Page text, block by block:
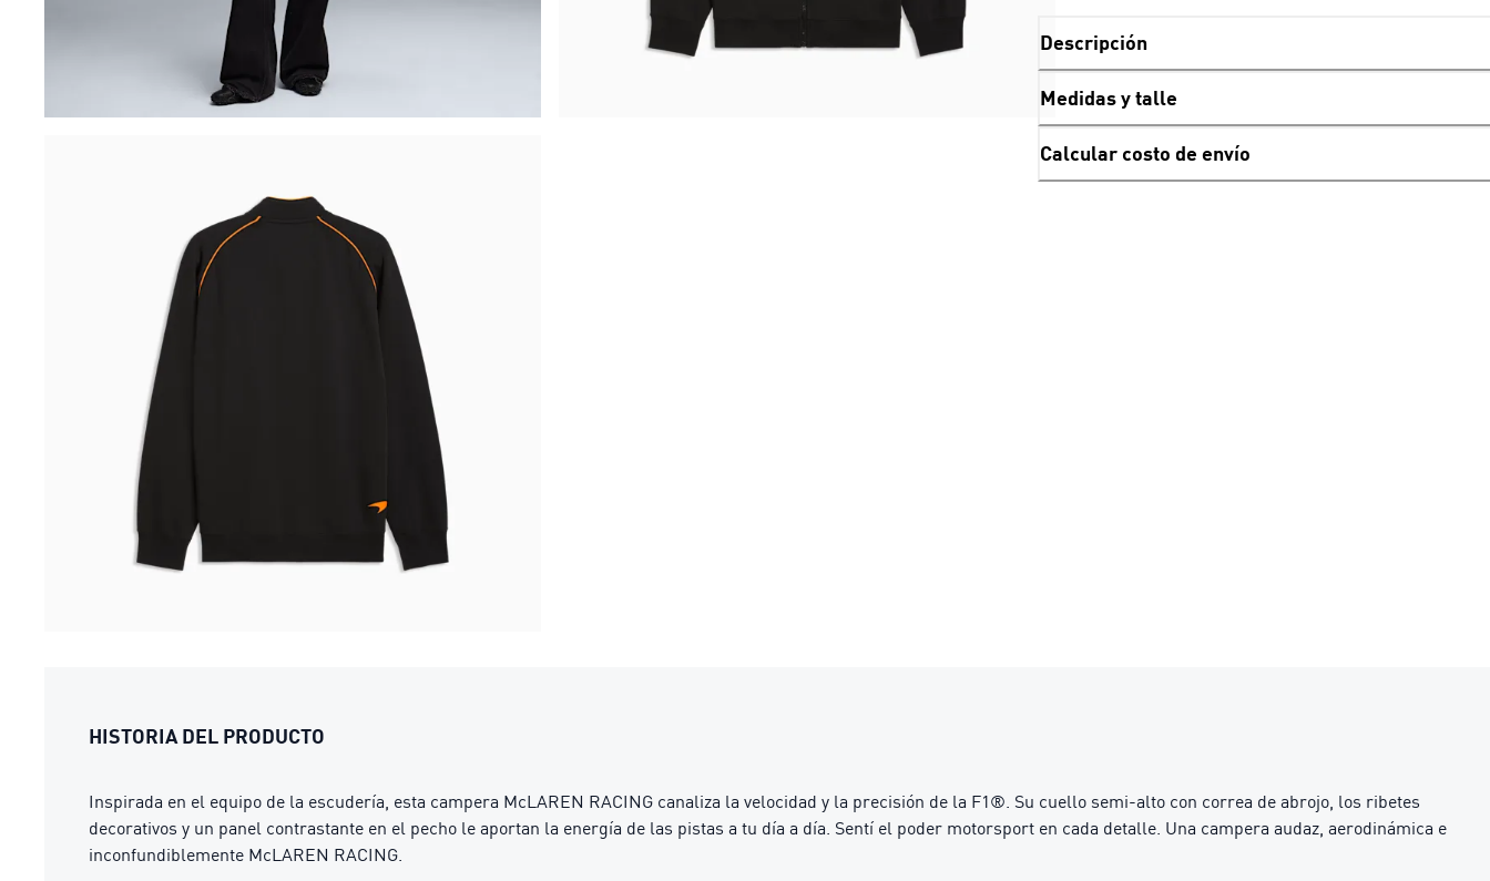
Descripción
Medidas y talle
Calcular costo de envío
HISTORIA DEL PRODUCTO
Inspirada en el equipo de la escudería, esta campera McLAREN RACING canaliza la velocidad y la precisión de la F1®. Su cuello semi-alto con correa de abrojo, los ribetes
decorativos y un panel contrastante en el pecho le aportan la energía de las pistas a tu día a día. Sentí el poder motorsport en cada detalle. Una campera audaz, aerodinámica e
inconfundiblemente McLAREN RACING.